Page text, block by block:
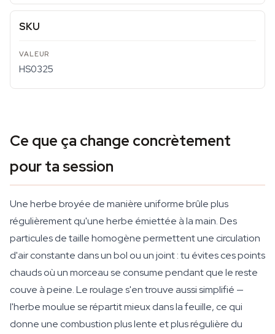
SKU
HS0325
Ce que ça change concrètement
pour ta session
Une herbe broyée de manière uniforme brûle plus
régulièrement qu'une herbe émiettée à la main. Des
particules de taille homogène permettent une circulation
d'air constante dans un bol ou un joint : tu évites ces points
chauds où un morceau se consume pendant que le reste
couve à peine. Le roulage s'en trouve aussi simplifié —
l'herbe moulue se répartit mieux dans la feuille, ce qui
donne une combustion plus lente et plus régulière du